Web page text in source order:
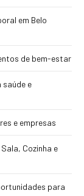
em Belo
de bem-estar
saúde e
e empresas
Cozinha e
para